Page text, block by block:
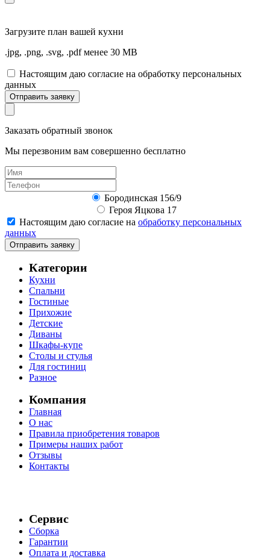
Загрузите план вашей кухни
.jpg, .png, .svg, .pdf менее 30 MB
Настоящим даю согласие на обработку персональных
данных
Отправить заявку
Заказать обратный звонок
Мы перезвоним вам совершенно бесплатно
Бородинская 156/9
Героя Яцкова 17
Настоящим даю согласие на обработку персональных
данных
Отправить заявку
Категории
Кухни
Спальни
Гостиные
Прихожие
Детские
Диваны
Шкафы-купе
Столы и стулья
Для гостиниц
Разное
Компания
Главная
О нас
Правила приобретения товаров
Примеры наших работ
Отзывы
Контакты
Сервис
Сборка
Гарантии
Оплата и доставка